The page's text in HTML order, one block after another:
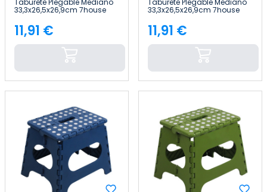
Taburete Plegable Mediano
33,3x26,5x26,9cm 7house
Precio
11,91 €
Taburete Plegable Mediano
33,3x26,5x26,9cm 7house
Precio
11,91 €